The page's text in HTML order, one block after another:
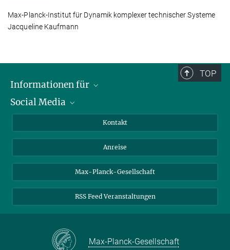
Max-Planck-Institut für Dynamik komplexer technischer Systeme
Jacqueline Kaufmann
TOP
Informationen für
Wissenschaftlerinnen und Wissenschaftler
Bewerberinnen und Bewerber
Medienvertreter
Schülerinnen und Schüler
Social Media
YouTube
Mastodon
Kontakt
Anreise
Max-Planck-Gesellschaft
RSS Feed Veranstaltungen
Max-Planck-Gesellschaft